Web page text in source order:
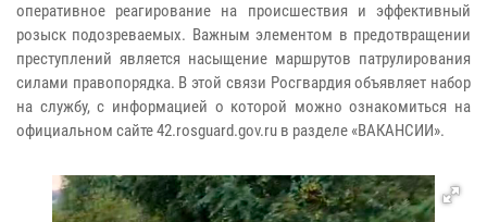
оперативное реагирование на происшествия и эффективный
розыск подозреваемых. Важным элементом в предотвращении
преступлений является насыщение маршрутов патрулирования
силами правопорядка. В этой связи Росгвардия объявляет набор
на службу, с информацией о которой можно ознакомиться на
официальном сайте 42.rosguard.gov.ru в разделе «ВАКАНСИИ».